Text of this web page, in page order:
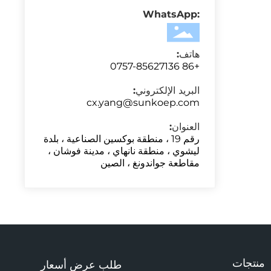
:WhatsApp
هاتف:
+
86 0757-85627136
البريد الإلكتروني:
cx.yang@sunkoep.com
العنوان:
رقم 19 ، منطقة بوكسين الصناعية ، بلدة
ليشوي ، منطقة نانهاي ، مدينة فوشان ،
مقاطعة جواندونغ ، الصين
منتجات طلب عرض أسعار